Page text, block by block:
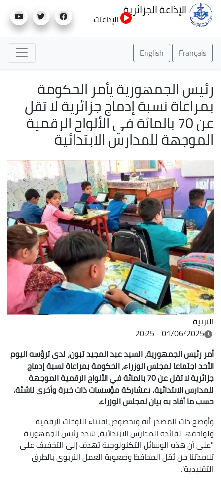
إلى
الإذاعة الجزائرية
الإذاعات
Français
English
رئيس الجمهورية يأمر الحكومة
بمراعاة نسبة إدماج جزائرية لا تقل
عن 70 بالمائة في الألواح الرقمية
الموجهة للمدارس الابتدائية
التربية
01/06/2025 - 20:25
أمر رئيس الجمهورية، السيد عبد المجيد تبون، لدى ترؤسه اليوم
الأحد اجتماعا لمجلس الوزراء، الحكومة بمراعاة نسبة إدماج
جزائرية لا تقل عن 70 بالمائة في الألواح الرقمية الموجهة
للمدارس الابتدائية، بمشاركة مؤسسات ذات خبرة وأخرى ناشئة،
حسب ما أفاد به بيان لمجلس الوزراء.
وأوضح ذات المصدر أنه وبخصوص اقتناء اللوحات الرقمية
ولواحقها لفائدة المدارس الابتدائية، شدد رئيس الجمهورية
"على أن هذه الوسائل التكنولوجية تهدف إلى التخفيف على
تلامذتنا من ثقل المحافظ وصعوبة العمل التربوي بالطرق
التقليدية".